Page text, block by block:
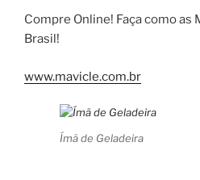
Compre Online! Faça como as
Brasil!
www.mavicle.com.br
Ímã de Geladeira